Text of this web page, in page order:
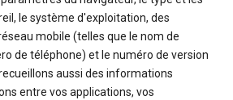
le système d'exploitation, des
mobile (telles que le nom de
de téléphone) et le numéro de version
aussi des informations
entre vos applications, vos